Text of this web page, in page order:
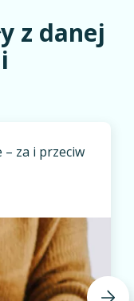
z danej
za i przeciw